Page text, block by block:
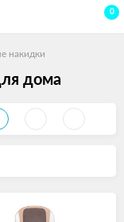
0
накидки
дома